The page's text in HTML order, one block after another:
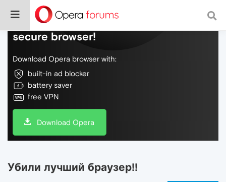
Do more on the web, with a fast and
secure browser!
Download Opera browser with:
built-in ad blocker
battery saver
free VPN
Download Opera
Убили лучший браузер!!